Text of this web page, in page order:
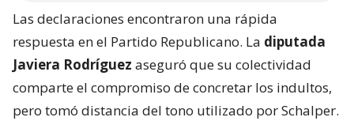
Las declaraciones encontraron una rápida
respuesta en el Partido Republicano. La diputada
Javiera Rodríguez aseguró que su colectividad
comparte el compromiso de concretar los indultos,
pero tomó distancia del tono utilizado por Schalper.